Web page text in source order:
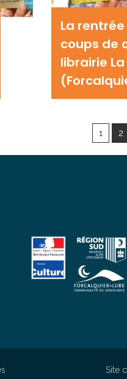
La
coups de
librairie
1 2
Site